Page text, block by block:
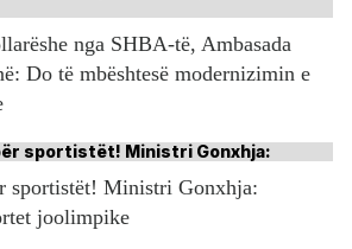
nga SHBA-të, Ambasada
Do të mbështesë modernizimin e
sportistët! Ministri Gonxhja:
joolimpike